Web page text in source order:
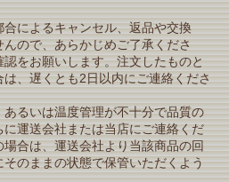
によるキャンセル、返品や交換
ので、あらかじめご了承くださ
をお願いします。注文したものと
、遅くとも2日以内にご連絡くださ
るいは温度管理が不十分で品質の
運送会社または当店にご連絡くだ
合は、運送会社より当該商品の回
のままの状態で保管いただくよう